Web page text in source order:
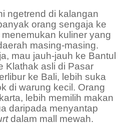
ngetrend di kalangan
orang sengaja ke
kuliner yang
masing-masing.
mau jauh-jauh ke Bantul
Klathak asli di Pasar
ke Bali, lebih suka
di warung kecil. Orang
lebih memilih makan
daripada menyantap
dalam mall mewah.